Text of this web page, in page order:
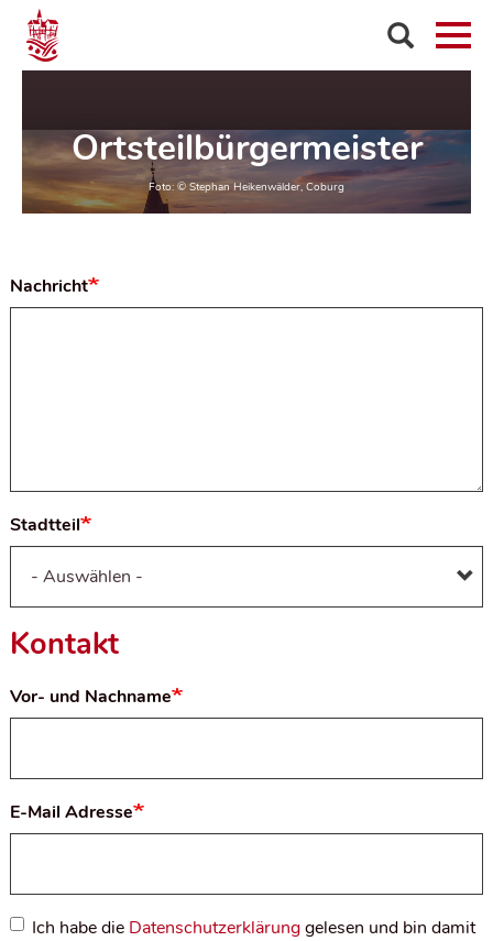
Ortsteilbürgermeister
Nachricht
Stadtteil
Kontakt
Vor- und Nachname
E-Mail Adresse
Ich habe die Datenschutzerklärunggelesen und bin damit